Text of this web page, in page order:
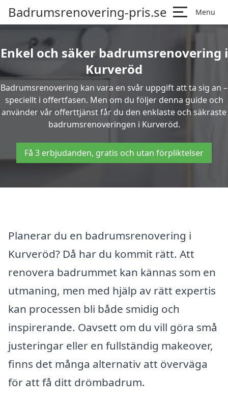
Badrumsrenovering-pris.se Menu
Enkel och säker badrumsrenovering i
Kurveröd
Badrumsrenovering kan vara en svår uppgift att ta sig an –
speciellt i offertfasen. Men om du följer denna guide och
använder vår offerttjänst får du den enklaste och säkraste
badrumsrenoveringen i Kurveröd.
Få 3 erbjudanden, gratis och utan förpliktelser
Planerar du en badrumsrenovering i
Kurveröd? Då har du kommit rätt. Att
renovera badrummet kan kännas som en
utmaning, men med hjälp av rätt expertis
kan processen bli både smidig och
inspirerande. Oavsett om du vill göra små
justeringar eller en fullständig makeover,
finns det många alternativ att överväga
för att få ditt drömbadrum.